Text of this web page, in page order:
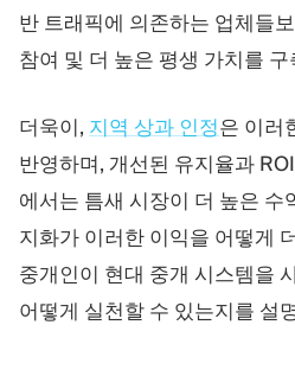
반 트래픽에 의존하는 업체들
참여 및 더 높은 평생 가치를
더욱이, 지역 상과 인정은 이러
반영하며, 개선된 유지율과
에서는 틈새 시장이 더 높은 수
지화가 이러한 이익을 어떻게
중개인이 현대 중개 시스템을
어떻게 실천할 수 있는지를 설
동영상 튜토리얼
수익 계산기
통
회
지
팔로우하기